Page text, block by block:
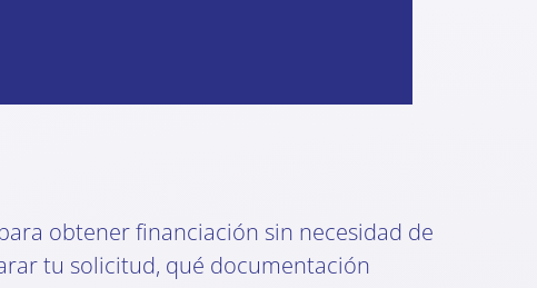
obtener financiación sin necesidad de
tu solicitud, qué documentación